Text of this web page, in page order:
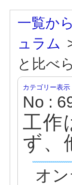
一覧か
ュラム
と比べ
カテゴリー表示
No :
工作
ず、
オ